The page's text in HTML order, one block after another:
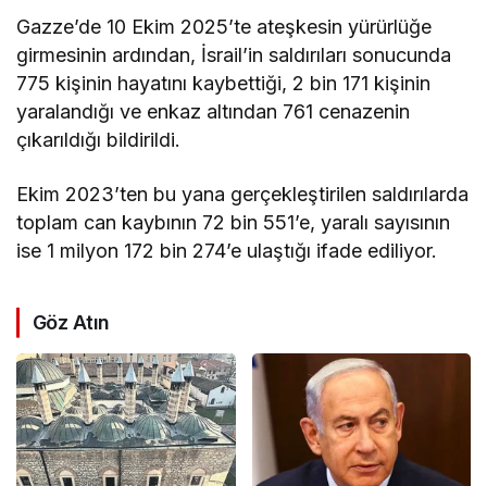
Gazze’de 10 Ekim 2025’te ateşkesin yürürlüğe
girmesinin ardından, İsrail’in saldırıları sonucunda
775 kişinin hayatını kaybettiği, 2 bin 171 kişinin
yaralandığı ve enkaz altından 761 cenazenin
çıkarıldığı bildirildi.
Ekim 2023’ten bu yana gerçekleştirilen saldırılarda
toplam can kaybının 72 bin 551’e, yaralı sayısının
ise 1 milyon 172 bin 274’e ulaştığı ifade ediliyor.
Göz Atın